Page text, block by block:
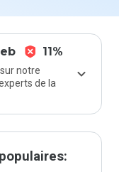
11%
notre
de la